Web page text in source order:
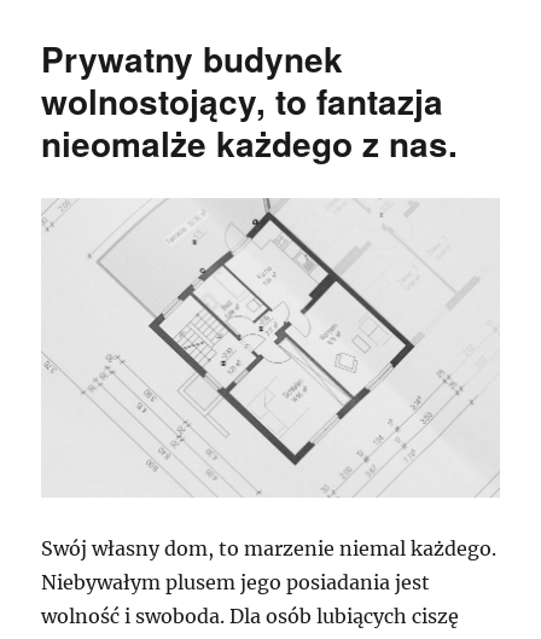
Prywatny budynek
wolnostojący, to fantazja
nieomalże każdego z nas.
Swój własny dom, to marzenie niemal każdego.
Niebywałym plusem jego posiadania jest
wolność i swoboda. Dla osób lubiących ciszę